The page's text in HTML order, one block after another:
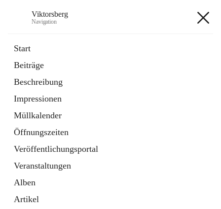
Viktorsberg
Navigation
Start
Beiträge
Beschreibung
Impressionen
Müllkalender
Öffnungszeiten
Veröffentlichungsportal
Veranstaltungen
Alben
Artikel
1 Schnellzugriff
Bürgerservice
10 Schnellzugriffe